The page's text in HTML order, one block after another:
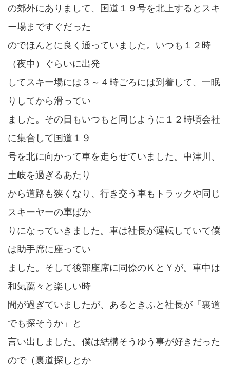
の郊外にありまして、国道１９号を北上するとスキ
ー場まですぐだった
のでほんとに良く通っていました。いつも１２時
（夜中）ぐらいに出発
してスキー場には３～４時ごろには到着して、一眠
りしてから滑ってい
ました。その日もいつもと同じように１２時頃会社
に集合して国道１９
号を北に向かって車を走らせていました。中津川、
土岐を過ぎるあたり
から道路も狭くなり、行き交う車もトラックや同じ
スキーヤーの車ばか
りになっていきました。車は社長が運転していて僕
は助手席に座ってい
ました。そして後部座席に同僚のＫとＹが。車中は
和気藹々と楽しい時
間が過ぎていましたが、あるときふと社長が「裏道
でも探そうか」と
言い出しました。僕は結構そうゆう事が好きだった
ので（裏道探しとか